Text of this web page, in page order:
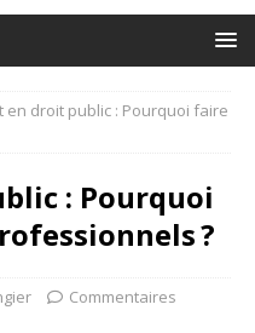
en droit public : Pourquoi faire
: Pourquoi
?
Commentaires